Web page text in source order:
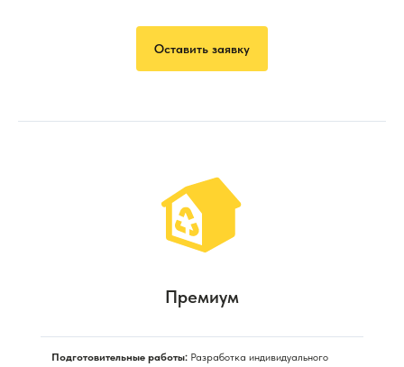
Оставить заявку
Премиум
Подготовительные работы: Разработка индивидуального